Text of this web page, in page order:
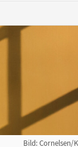
Bild: Cornelsen/